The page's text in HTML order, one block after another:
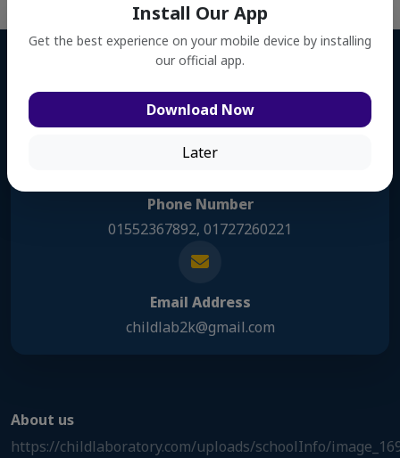
11/1 Sabbir Alam Khondokaer Road, Masdair,
Narayanganj
Phone Number
01552367892, 01727260221
Email Address
childlab2k@gmail.com
About us
https://childlaboratory.com/uploads/schoolInfo/
Install Our App
Get the best experience on your mobile device by installing
our official app.
Download Now
Later